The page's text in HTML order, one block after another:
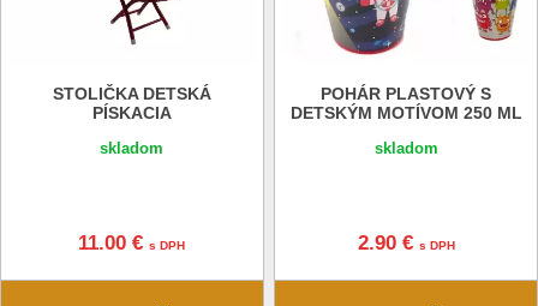
STOLIČKA DETSKÁ
PÍSKACIA
skladom
11.00 €s DPH
POHÁR PLASTOVÝ S
DETSKÝM MOTÍVOM 250 ML
skladom
2.90 € s DPH